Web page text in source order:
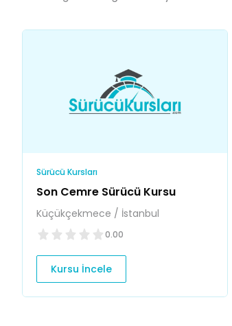
Sürücü Kursları
Son Cemre Sürücü Kursu
Küçükçekmece / İstanbul
0.00
Kursu İncele